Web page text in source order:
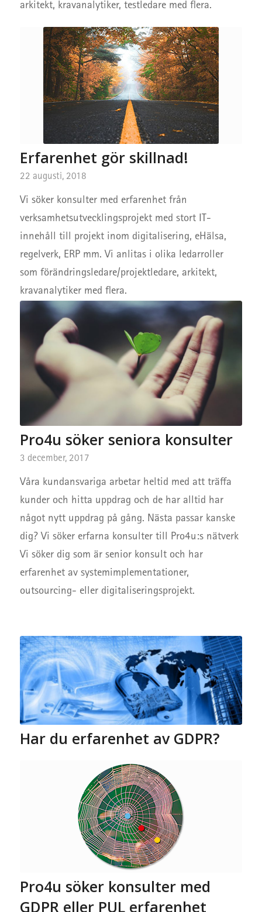
arkitekt, kravanalytiker, testledare med flera.
Erfarenhet gör skillnad!
22 augusti, 2018
Vi söker konsulter med erfarenhet från
verksamhetsutvecklingsprojekt med stort IT-
innehåll till projekt inom digitalisering, eHälsa,
regelverk, ERP mm. Vi anlitas i olika ledarroller
som förändringsledare/projektledare, arkitekt,
kravanalytiker med flera.
Pro4u söker seniora konsulter
3 december, 2017
Våra kundansvariga arbetar heltid med att träffa
kunder och hitta uppdrag och de har alltid har
något nytt uppdrag på gång. Nästa passar kanske
dig? Vi söker erfarna konsulter till Pro4u:s nätverk
Vi söker dig som är senior konsult och har
erfarenhet av systemimplementationer,
outsourcing- eller digitaliseringsprojekt.
Har du erfarenhet av GDPR?
Pro4u söker konsulter med
GDPR eller PUL erfarenhet